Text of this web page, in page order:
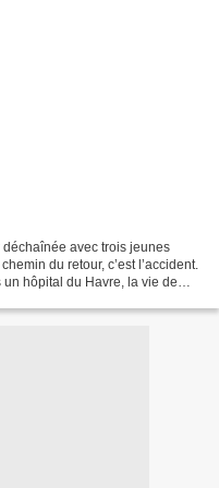
avec trois jeunes
du retour, c’est l’accident.
hôpital du Havre, la vie de